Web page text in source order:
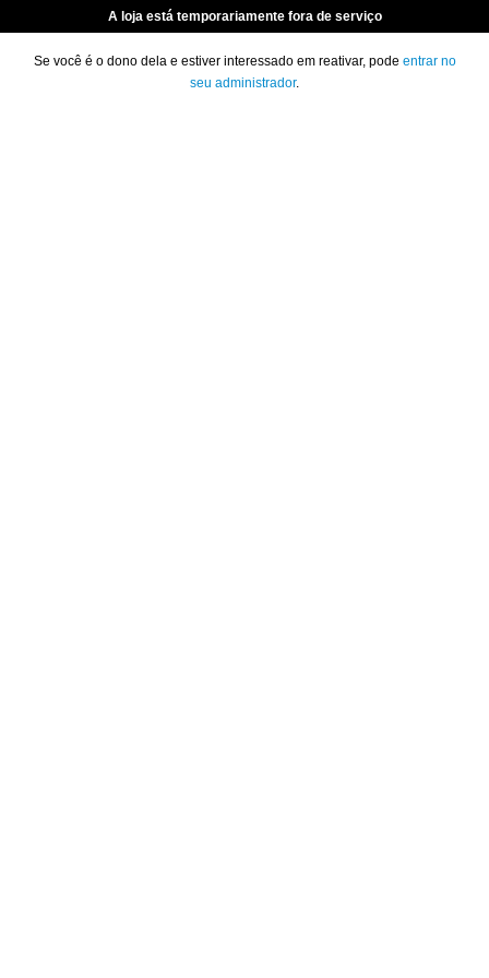
A loja está temporariamente fora de serviço
Se você é o dono dela e estiver interessado em reativar, pode entrar no
seu administrador.